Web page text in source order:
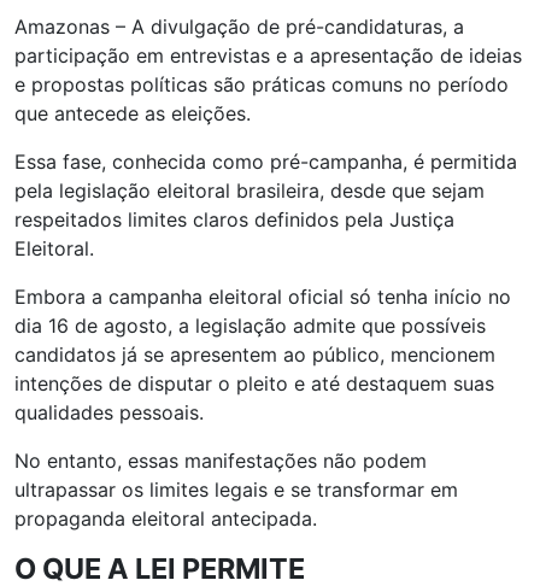
Amazonas – A divulgação de pré-candidaturas, a
participação em entrevistas e a apresentação de ideias
e propostas políticas são práticas comuns no período
que antecede as eleições.
Essa fase, conhecida como pré-campanha, é permitida
pela legislação eleitoral brasileira, desde que sejam
respeitados limites claros definidos pela Justiça
Eleitoral.
Embora a campanha eleitoral oficial só tenha início no
dia 16 de agosto, a legislação admite que possíveis
candidatos já se apresentem ao público, mencionem
intenções de disputar o pleito e até destaquem suas
qualidades pessoais.
No entanto, essas manifestações não podem
ultrapassar os limites legais e se transformar em
propaganda eleitoral antecipada.
O QUE A LEI PERMITE